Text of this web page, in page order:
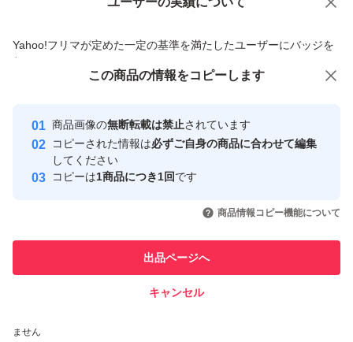
Yahoo!フリマが定めた一定の基準を満たしたユーザーにバッジを
付与しています
安心取引出品者
心・安全なユーザーです
取引実績
引を完了させた実績があります
での取引実績があります
ません
価格の相談 商品への質問
この商品の情報をコピーします
商品画像の無断転載は禁止されています
コピーされた情報は必ずご自身の商品に合わせて編集
してください
コピーは1商品につき1回です
商品情報コピー機能について
出品ページへ
キャンセル
この商品をみている人にオススメ